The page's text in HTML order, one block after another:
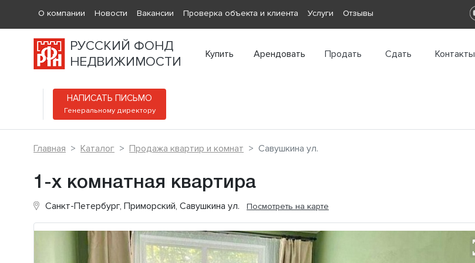
О компании Новости Вакансии Проверка объекта и клиента Услуги Отзывы
РУССКИЙ ФОНД
НЕДВИЖИМОСТИ
Купить Арендовать Продать Сдать Контакты
НАПИСАТЬ ПИСЬМО
Генеральному директору
Главная Каталог Продажа квартир и комнат Савушкина ул.
1-х комнатная квартира
Санкт-Петербург, Приморский, Савушкина ул. Посмотреть на карте